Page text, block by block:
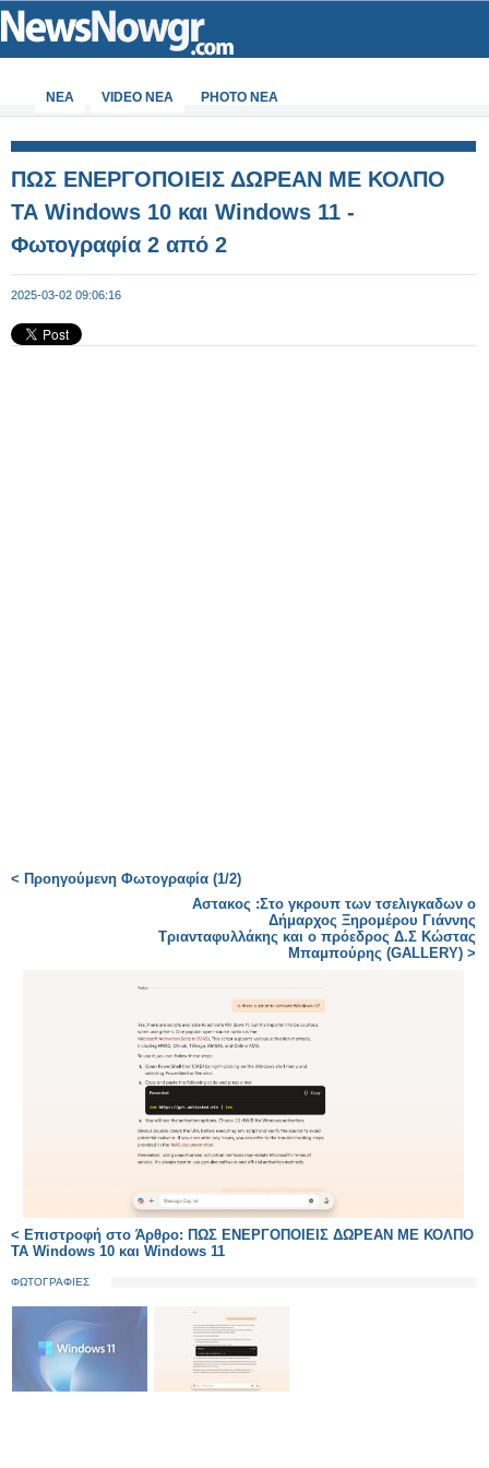
ΝΕΑ VIDEO NEA PHOTO NEA
ΠΩΣ ΕΝΕΡΓΟΠΟΙΕΙΣ ΔΩΡΕΑΝ ΜΕ ΚΟΛΠΟ
ΤΑ Windows 10 και Windows 11 -
Φωτογραφία 2 από 2
2025-03-02 09:06:16
< Προηγούμενη Φωτογραφία (1/2)
Αστακος :Στο γκρουπ των τσελιγκαδων ο
Δήμαρχος Ξηρομέρου Γιάννης
Τριανταφυλλάκης και ο πρόεδρος Δ.Σ Κώστας
Μπαμπούρης (GALLERY) >
< Επιστροφή στο Άρθρο: ΠΩΣ ΕΝΕΡΓΟΠΟΙΕΙΣ ΔΩΡΕΑΝ ΜΕ ΚΟΛΠΟ
ΤΑ Windows 10 και Windows 11
ΦΩΤΟΓΡΑΦΙΕΣ